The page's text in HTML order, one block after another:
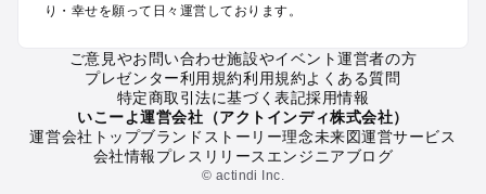
奈良の動物園
奈良の釣り
奈良の牧場
奈良のプール
奈良のアスレチック
奈良の公園・総合公園
り・幸せを願って日々運営しております。
ご意見やお問い合わせ施設やイベント運営者の方
プレゼンター利用規約利用規約よくある質問
特定商取引法に基づく表記採用情報
いこーよ運営会社（アクトインディ株式会社）
運営会社トップブランドストーリー理念未来図運営サービス
会社情報プレスリリース エンジニアブログ
© actindi Inc.